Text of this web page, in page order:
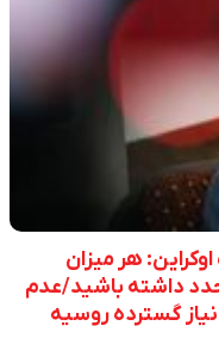
هر میزان
داشته باشید/عدم
نیاز گسترده روسیه